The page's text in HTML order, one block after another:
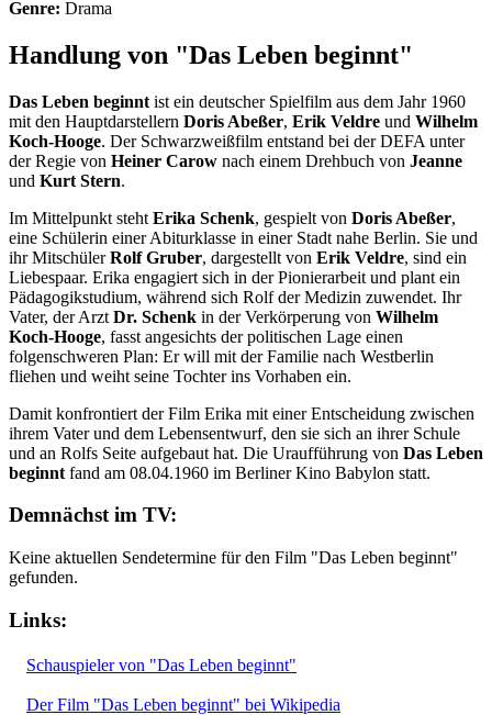
Genre: Drama
Handlung von "Das Leben beginnt"
Das Leben beginnt ist ein deutscher Spielfilm aus dem Jahr 1960
mit den Hauptdarstellern Doris Abeßer, Erik Veldre und Wilhelm
Koch-Hooge. Der Schwarzweißfilm entstand bei der DEFA unter
der Regie von Heiner Carow nach einem Drehbuch von Jeanne
und Kurt Stern.
Im Mittelpunkt steht Erika Schenk, gespielt von Doris Abeßer,
eine Schülerin einer Abiturklasse in einer Stadt nahe Berlin. Sie und
ihr MitschülerRolf Gruber, dargestellt von Erik Veldre, sind ein
Liebespaar. Erika engagiert sich in der Pionierarbeit und plant ein
Pädagogikstudium, während sich Rolf der Medizin zuwendet. Ihr
Vater, der Arzt Dr. Schenk in der Verkörperung von Wilhelm
Koch-Hooge, fasst angesichts der politischen Lage einen
folgenschweren Plan: Er will mit der Familie nach Westberlin
fliehen und weiht seine Tochter ins Vorhaben ein.
Damit konfrontiert der Film Erika mit einer Entscheidung zwischen
ihrem Vater und dem Lebensentwurf, den sie sich an ihrer Schule
und an Rolfs Seite aufgebaut hat. Die Uraufführung von Das Leben
beginnt fand am 08.04.1960 im Berliner Kino Babylon statt.
Demnächst im TV:
Keine aktuellen Sendetermine für den Film "Das Leben beginnt"
gefunden.
Links:
Schauspieler von "Das Leben beginnt"
Der Film "Das Leben beginnt" bei Wikipedia